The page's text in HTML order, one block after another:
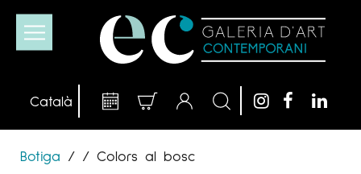
Botiga / / Colors al bosc